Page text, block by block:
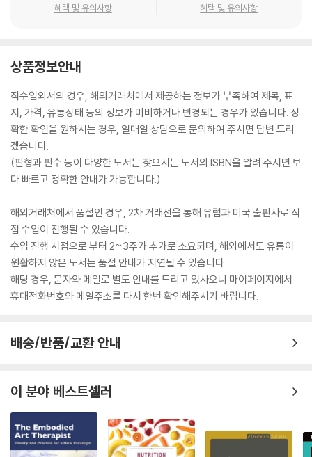
혜택 및 유의사항 혜택 및 유의사항
상품정보안내
직수입외서의 경우, 해외거래처에서 제공하는 정보가 부족하여 제목, 표
지, 가격, 유통상태 등의 정보가 미비하거나 변경되는 경우가 있습니다. 정
확한 확인을 원하시는 경우, 일대일 상담으로 문의하여 주시면 답변 드리
겠습니다.
(판형과 판수 등이 다양한 도서는 찾으시는 도서의 ISBN을 알려 주시면 보
다 빠르고 정확한 안내가 가능합니다.)
해외거래처에서 품절인 경우, 2차 거래선을 통해 유럽과 미국 출판사로 직
접 수입이 진행될 수 있습니다.
수입 진행 시점으로 부터 2~3주가 추가로 소요되며, 해외에서도 유통이
원활하지 않은 도서는 품절 안내가 지연될 수 있습니다.
해당 경우, 문자와 메일로 별도 안내를 드리고 있사오니 마이페이지에서
휴대전화번호와 메일주소를 다시 한번 확인해주시기 바랍니다.
배송/반품/교환 안내
이 분야 베스트셀러